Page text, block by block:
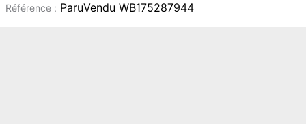
Référence : ParuVendu WB175287944